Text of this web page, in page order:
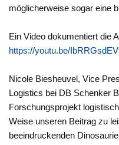
möglicherweise sogar eine
Ein Video dokumentiert die
https://youtu.be/
Nicole Biesheuvel, Vice
Logistics bei DB Schenker
Forschungsprojekt
Weise unseren Beitrag zu
beeindruckenden